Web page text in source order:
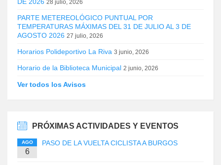
28 julio, 2026
PARTE METEREOLÓGICO PUNTUAL POR
TEMPERATURAS MÁXIMAS DEL 31 DE JULIO AL 3 DE
AGOSTO 2026 27 julio, 2026
Horarios Polideportivo La Riva 3 junio, 2026
Horario de la Biblioteca Municipal 2 junio, 2026
Ver todos los Avisos
PRÓXIMAS ACTIVIDADES Y EVENTOS
AGO
6
PASO DE LA VUELTA CICLISTA A BURGOS